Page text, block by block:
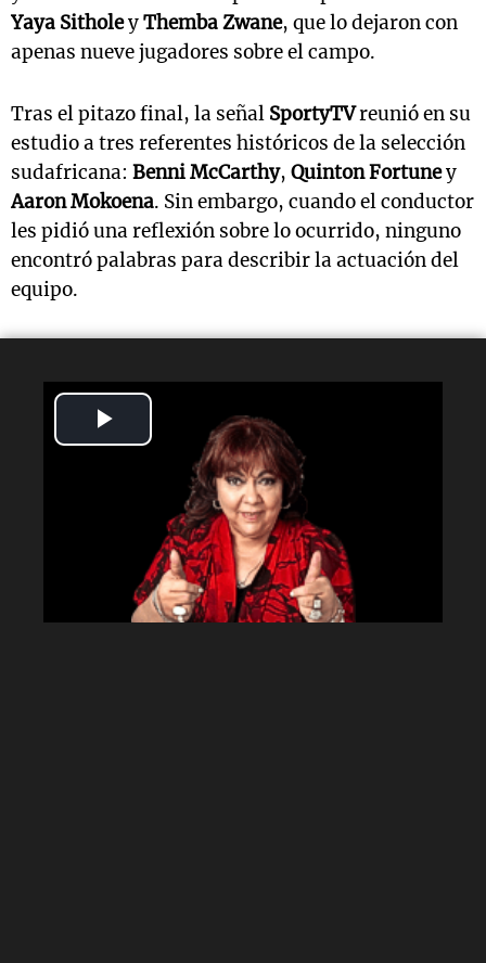
Video
Yaya SitholeyThemba Zwane, que lo dejaron con
apenas nueve jugadores sobre el campo.
Tras el pitazo final, la señal SportyTVreunió en su
estudio a tres referentes históricos de la selección
sudafricana: Benni McCarthy, Quinton Fortuney
Aaron Mokoena. Sin embargo, cuando el conductor
les pidió una reflexión sobre lo ocurrido, ninguno
encontró palabras para describir la actuación del
equipo.